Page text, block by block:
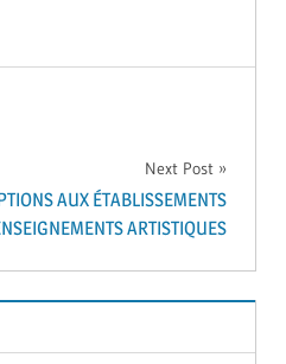
Next Post
AUX ÉTABLISSEMENTS
ARTISTIQUES